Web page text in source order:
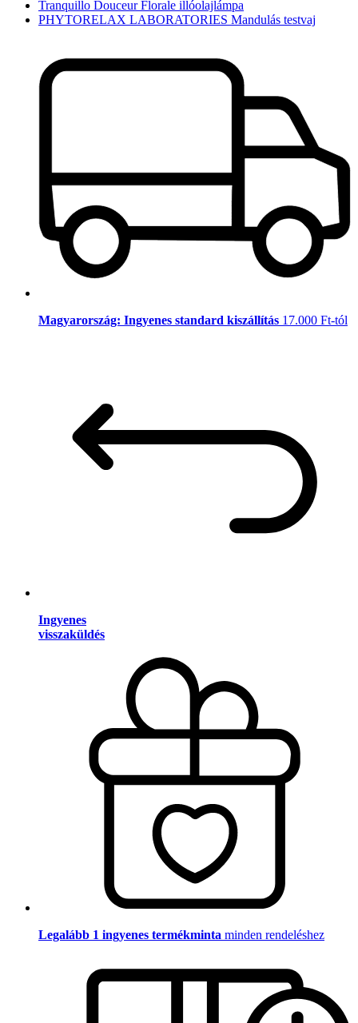
Tranquillo Douceur Florale illóolajlámpa
PHYTORELAX LABORATORIES Mandulás testvaj
Magyarország: Ingyenes standard kiszállítás 17.000 Ft-tól
Ingyenes
visszaküldés
Legalább 1 ingyenes termékminta minden rendeléshez